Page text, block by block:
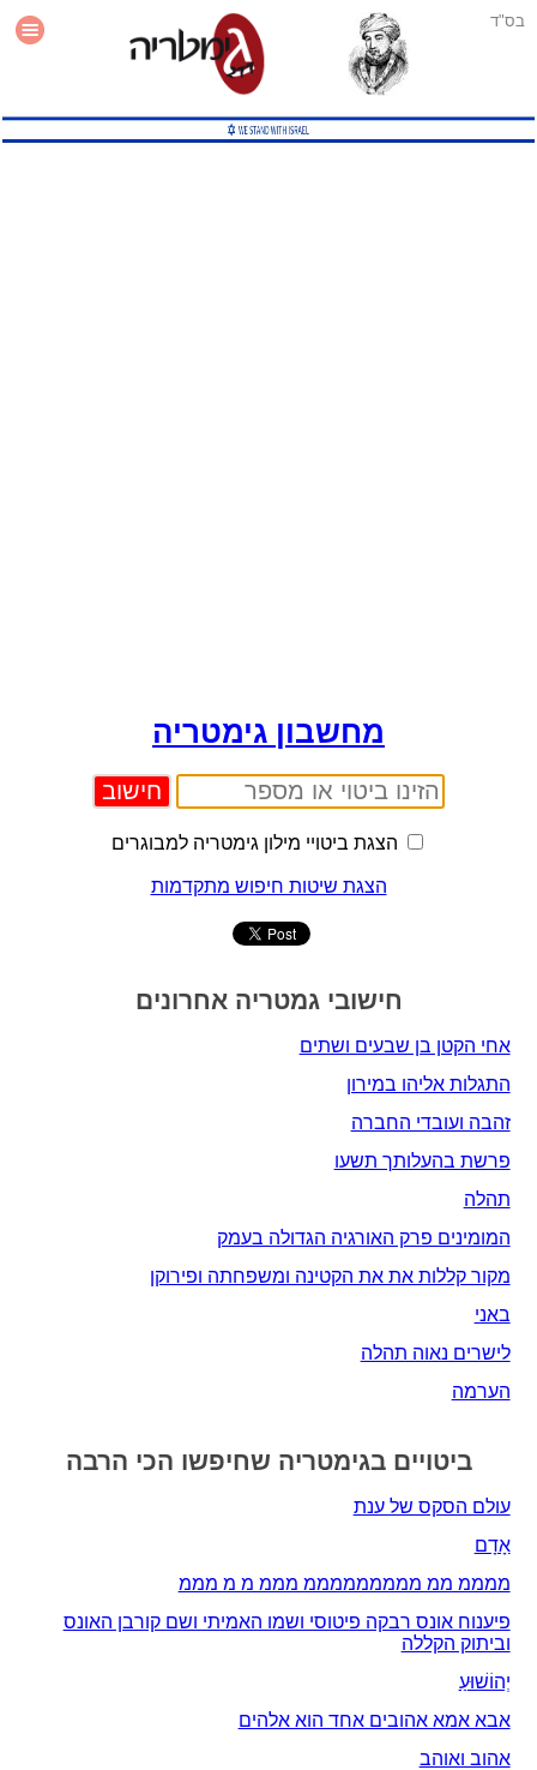
בס"ד
עזרה
מחשבון גימטריה
הצגת ביטויי מילון גימטריה למבוגרים
הצגת שיטות חיפוש מתקדמות
חישובי גמטריה אחרונים
אחי הקטן בן שבעים ושתים
התגלות אליהו במירון
זהבה ועובדי החברה
פרשת בהעלותך תשעו
תהלה
המומינים פרק האורגיה הגדולה בעמק
מקור קללות את את הקטינה ומשפחתה ופירוקן
באני
לישרים נאוה תהלה
הערמה
ביטויים בגימטריה שחיפשו הכי הרבה
עולם הסקס של ענת
אָדָם‎
ממממ ממ מממממממממ מממ מ מ מממ
פיענוח אונס רבקה פיטוסי ושמו האמיתי ושם קורבן האונס
וביתוק הקללה
יְהוֹשׁוּעַ
אבא אמא אהובים אחד הוא אלהים
אהוב ואוהב